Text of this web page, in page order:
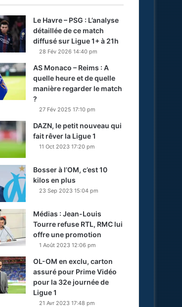
Le Havre – PSG : L’analyse
détaillée de ce match
diffusé sur Ligue 1+ à 21h
28 Fév 2026 14:40 pm
AS Monaco – Reims : A
quelle heure et de quelle
manière regarder le match
?
27 Fév 2025 17:10 pm
DAZN, le petit nouveau qui
fait rêver la Ligue 1
11 Oct 2023 17:20 pm
Bosser à l’OM, c’est 10
kilos en plus
23 Sep 2023 15:04 pm
Médias : Jean-Louis
Tourre refuse RTL, RMC lui
offre une promotion
1 Août 2023 12:06 pm
OL-OM en exclu, carton
assuré pour Prime Vidéo
pour la 32e journée de
Ligue 1
21 Avr 2023 17:48 pm